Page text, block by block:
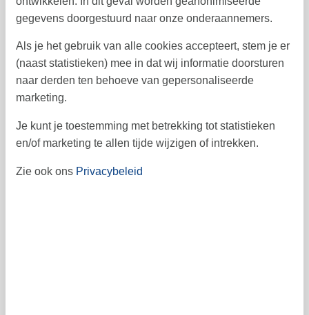
43 19 20 21 22 23 24 25
44 26 27 28 29 30 31
44
45 2 3 4
gegevens doorgestuurd naar onze onderaannemers.
Als je het gebruik van alle cookies accepteert, stem je er
(naast statistieken) mee in dat wij informatie doorsturen
naar derden ten behoeve van gepersonaliseerde
marketing.
Je kunt je toestemming met betrekking tot statistieken
en/of marketing te allen tijde wijzigen of intrekken.
Zie ook ons Privacybeleid